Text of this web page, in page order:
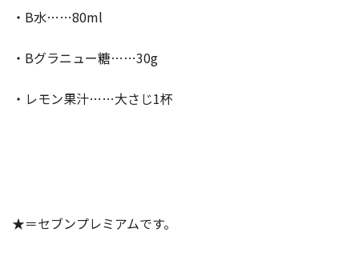
・B水……80ml
・Bグラニュー糖……30g
・レモン果汁……大さじ1杯
★＝セブンプレミアムです。